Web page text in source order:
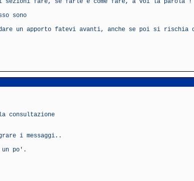
sezioni fare, se farle e come fare, a voi la parola !
sono
un apporto fatevi avanti, anche se poi si
consultazione
i messaggi..
po'.